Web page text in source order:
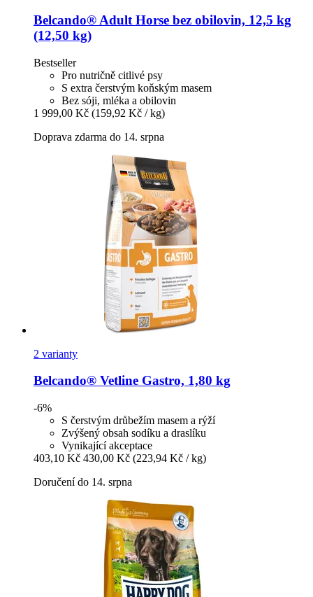
Belcando® Adult Horse bez obilovin, 12,5 kg
(12,50 kg)
Bestseller
Pro nutričně citlivé psy
S extra čerstvým koňským masem
Bez sóji, mléka a obilovin
1 999,00 Kč (159,92 Kč / kg)
Doprava zdarma do 14. srpna
2 varianty
Belcando® Vetline Gastro, 1,80 kg
-6%
S čerstvým drůbežím masem a rýží
Zvýšený obsah sodíku a draslíku
Vynikající akceptace
403,10 Kč 430,00 Kč (223,94 Kč / kg)
Doručení do 14. srpna